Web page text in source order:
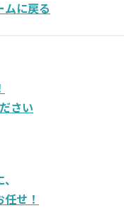
ムに戻る
さい
せ！